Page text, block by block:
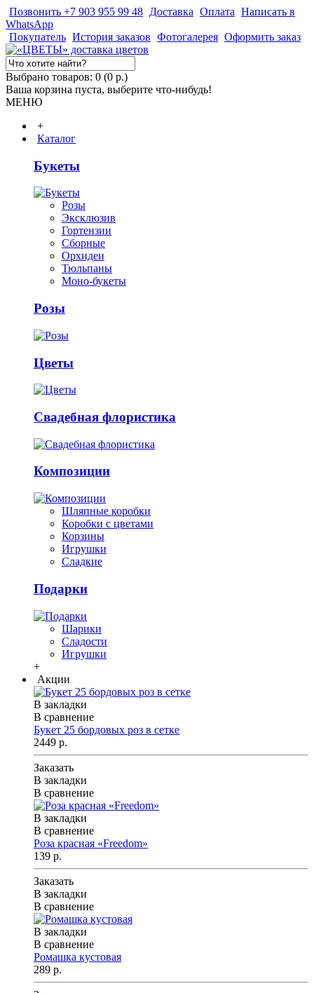
Позвонить +7 903 955 99 48 Доставка Оплата Написать в
WhatsApp
Покупатель История заказов Фотогалерея Оформить заказ
Выбрано товаров: 0 (0 р.)
Ваша корзина пуста, выберите что-нибудь!
МЕНЮ
+
Каталог
Букеты
Розы
Эксклюзив
Гортензии
Сборные
Орхидеи
Тюльпаны
Моно-букеты
Розы
Цветы
Свадебная флористика
Композиции
Шляпные коробки
Коробки с цветами
Корзины
Игрушки
Сладкие
Подарки
Шарики
Сладости
Игрушки
+
Акции
В закладки
В сравнение
Букет 25 бордовых роз в сетке
2449 р.
Заказать
В закладки
В сравнение
В закладки
В сравнение
Роза красная «Freedom»
139 р.
Заказать
В закладки
В сравнение
В закладки
В сравнение
Ромашка кустовая
289 р.